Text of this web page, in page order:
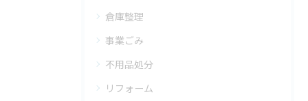
倉庫整理
事業ごみ
不用品処分
リフォーム